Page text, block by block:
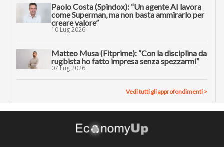
Paolo Costa (Spindox): “Un agente AI lavora
come Superman, ma non basta ammirarlo per
creare valore”
10 Lug 2026
Matteo Musa (Fitprime): “Con la disciplina da
rugbista ho fatto impresa senza spezzarmi”
07 Lug 2026
Vedi tutti gli approfondimenti >